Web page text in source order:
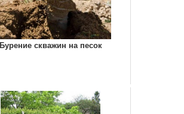
Бурение скважин на песок